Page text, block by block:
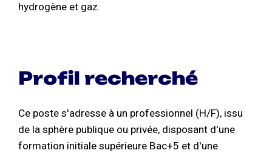
hydrogène et gaz.
Profil recherché
Ce poste s'adresse à un professionnel (H/F), issu
de la sphère publique ou privée, disposant d'une
formation initiale supérieure Bac+5 et d'une